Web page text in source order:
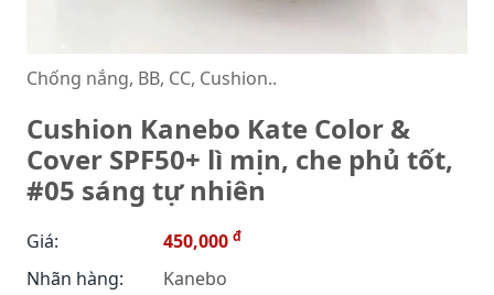
Chống nắng, BB, CC, Cushion..
Cushion Kanebo Kate Color &
Cover SPF50+ lì mịn, che phủ tốt,
#05 sáng tự nhiên
Giá: 450,000 đ
Nhãn hàng:
Kanebo